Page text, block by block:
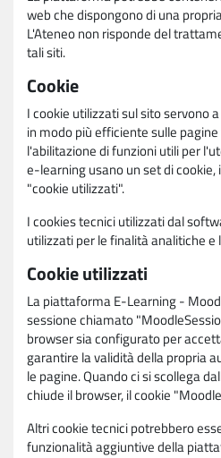
web che dispongono di una
L'Ateneo non risponde del
tali siti.
Cookie
I cookie utilizzati sul sito servono
in modo più efficiente sulle
l'abilitazione di funzioni utili per
e-learning usano un set di
"cookie utilizzati".
I cookies tecnici utilizzati dal
utilizzati per le finalità analitiche
Cookie utilizzati
La piattaforma E-Learning -
sessione chiamato
browser sia configurato per
garantire la validità della propria
le pagine. Quando ci si scollega
chiude il browser, il cookie
Altri cookie tecnici potrebbero
funzionalità aggiuntive della